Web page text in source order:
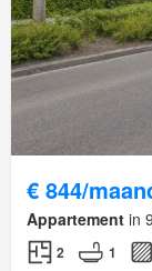
€ 844/
Appartement in
2 1